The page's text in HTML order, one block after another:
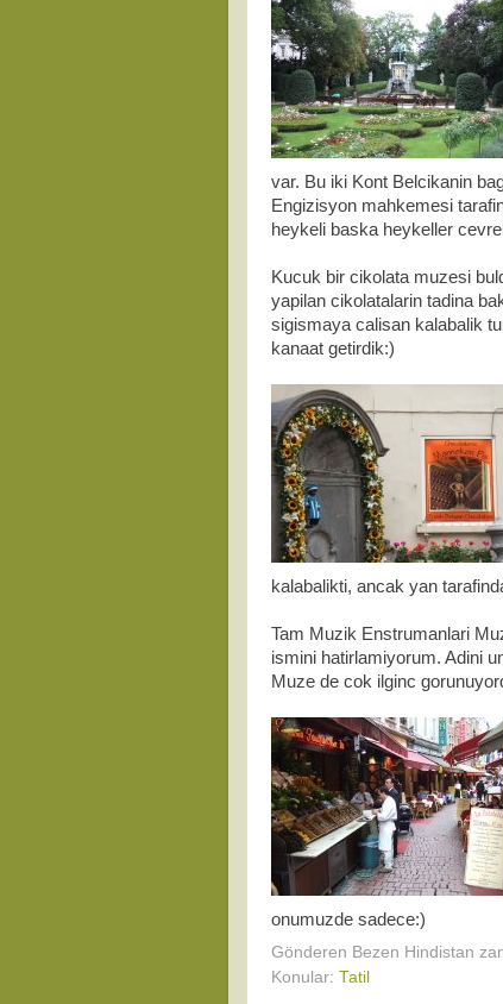
var. Bu iki Kont Belcikanin
Engizisyon mahkemesi
heykeli baska heykeller
Kucuk bir cikolata muzesi
yapilan cikolatalarin tadina
sigismaya calisan kalabalik
kanaat getirdik:)
kalabalikti, ancak yan
Tam Muzik Enstrumanlari
ismini hatirlamiyorum. Adini
Muze de cok ilginc
onumuzde sadece:)
Gönderen Bezen Hindistan
Konular: Tatil